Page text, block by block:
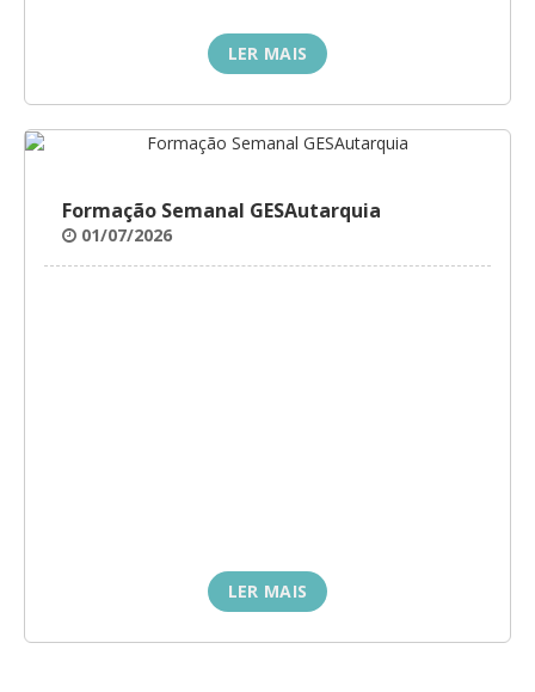
LER MAIS
Formação Semanal GESAutarquia
01/07/2026
LER MAIS